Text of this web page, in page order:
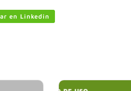
en Linkedin